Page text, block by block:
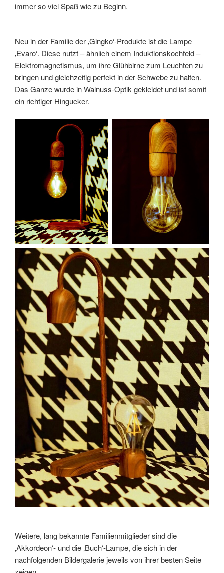
immer so viel Spaß wie zu Beginn.
Neu in der Familie der ‚Gingko‘-Produkte ist die Lampe
‚Evaro‘. Diese nutzt – ähnlich einem Induktionskochfeld –
Elektromagnetismus, um ihre Glühbirne zum Leuchten zu
bringen und gleichzeitig perfekt in der Schwebe zu halten.
Das Ganze wurde in Walnuss-Optik gekleidet und ist somit
ein richtiger Hingucker.
Weitere, lang bekannte Familienmitglieder sind die
‚Akkordeon‘- und die ‚Buch‘-Lampe, die sich in der
nachfolgenden Bildergalerie jeweils von ihrer besten Seite